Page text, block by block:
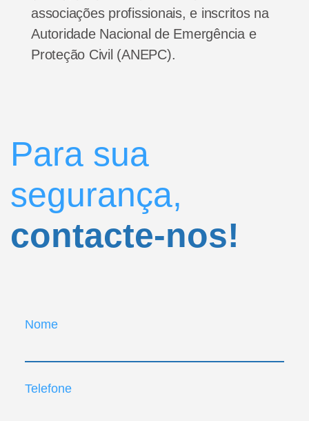
associações profissionais, e inscritos na
Autoridade Nacional de Emergência e
Proteção Civil (ANEPC).
Para sua
segurança,
contacte-nos!
Nome
Telefone